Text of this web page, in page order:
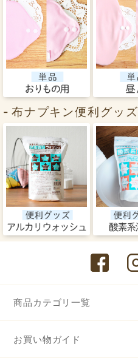
布ナプキン便利グッズ
商品カテゴリ一覧
お買い物ガイド